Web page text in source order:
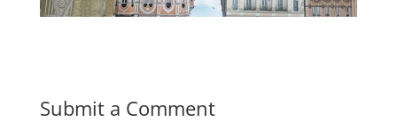
Submit a Comment